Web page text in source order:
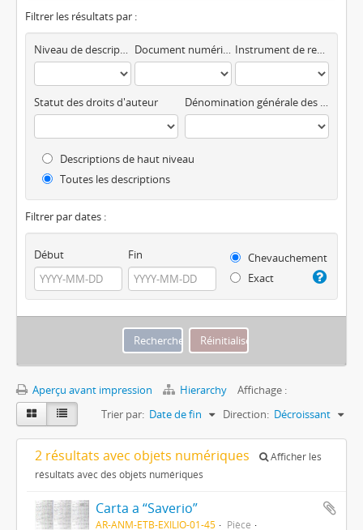
Filtrer les résultats par :
Niveau de description Document numérique disponible Instrument de recherche
Statut des droits d'auteur Dénomination générale des documents
Descriptions de haut niveau
Toutes les descriptions
Filtrer par dates :
Début Fin
Chevauchement
Exact
Aperçu avant impression Hierarchy
Affichage :
Trier par: Date de fin Direction: Décroissant
2 résultats avec objets numériques
Afficher les
résultats avec des objets numériques
Carta a “Saverio”
AR-ANM-ETB-EXILIO-01-45 Pièce